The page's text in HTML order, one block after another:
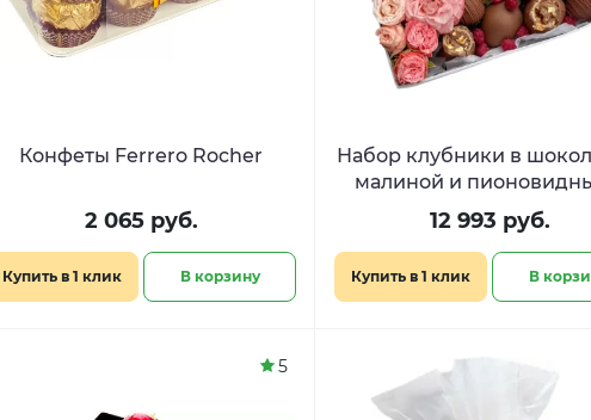
Конфеты Ferrero Rocher
2 065 руб.
Купить в 1 клик В корзину
Набор клубники в
малиной и
розами «Десерт для
»
12 993 руб.
Купить в 1 клик В
5